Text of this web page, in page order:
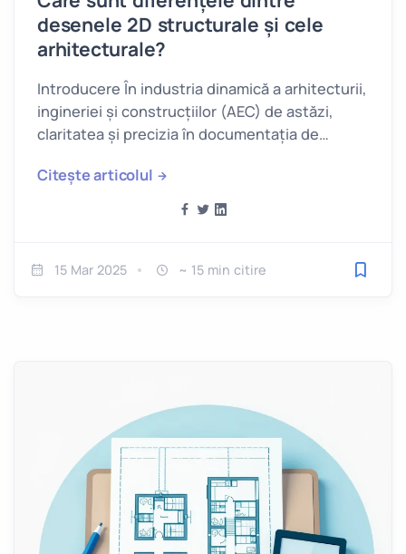
desenele 2D structurale și cele
arhitecturale?
Introducere În industria dinamică a arhitecturii,
ingineriei și construcțiilor (AEC) de astăzi,
claritatea și precizia în documentația de
Citește articolul
15 Mar 2025 ~ 15 min citire